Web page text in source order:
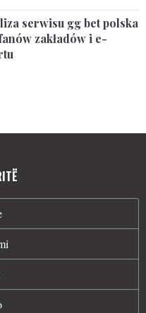
serwisu gg bet polska
zakładów i e-